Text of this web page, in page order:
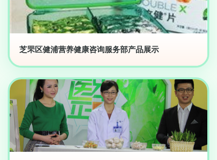
芝罘区健浦营养健康咨询服务部产品展示